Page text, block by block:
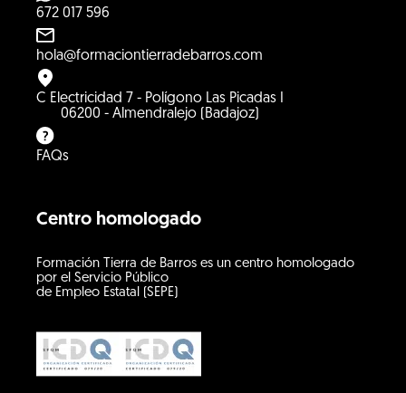
Centro homologado
Formación Tierra de Barros es un centro homologado
por el Servicio Público
de Empleo Estatal (SEPE)
672 017 596
hola@formaciontierradebarros.com
C Electricidad 7 - Polígono Las Picadas I
06200 - Almendralejo (Badajoz)
FAQs